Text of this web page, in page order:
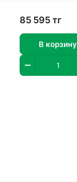
85 595 тг
В корзину